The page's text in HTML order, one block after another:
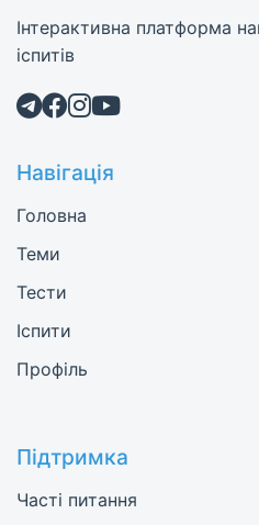
Інтерактивна платформа
іспитів
Навігація
Головна
Теми
Тести
Іспити
Профіль
Підтримка
Часті питання